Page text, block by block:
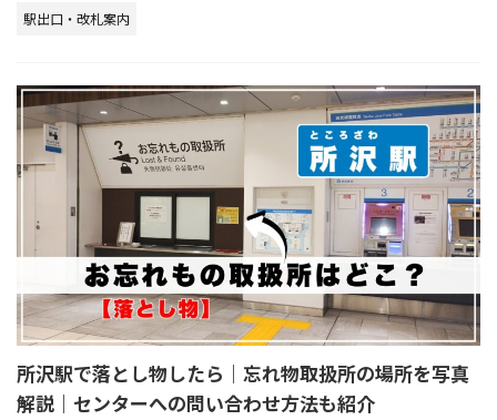
駅出口・改札案内
所沢駅で落とし物したら｜忘れ物取扱所の場所を写真
解説｜センターへの問い合わせ方法も紹介